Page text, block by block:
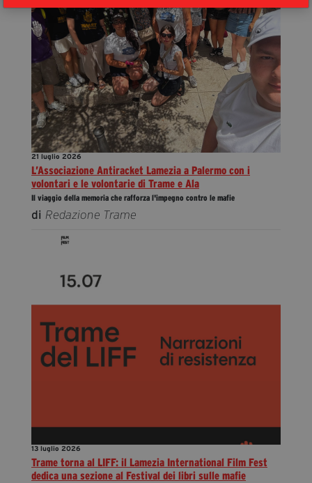
21 luglio 2026
L’Associazione Antiracket Lamezia a Palermo con i
volontari e le volontarie di Trame e Ala
Il viaggio della memoria che rafforza l'impegno contro le mafie
di Redazione Trame
13 luglio 2026
Trame torna al LIFF: il Lamezia International Film Fest
dedica una sezione al Festival dei libri sulle mafie